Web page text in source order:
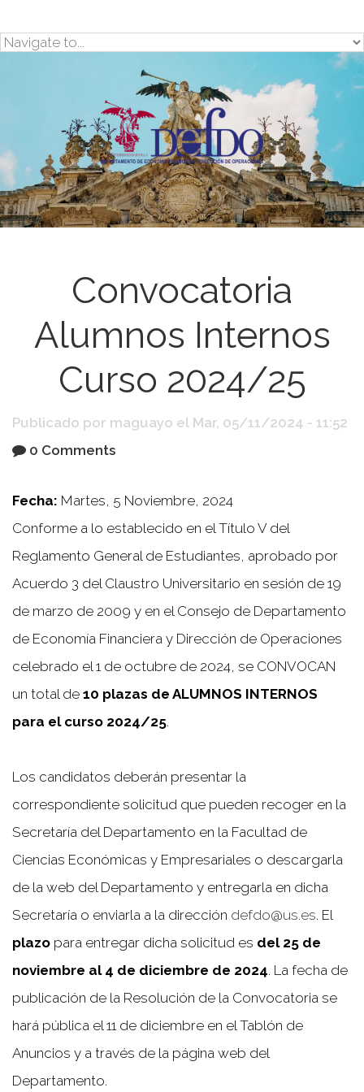
Convocatoria
Alumnos Internos
Curso 2024/25
Publicado por maguayo el Mar, 05/11/2024 - 11:52
0 Comments
Fecha: Martes, 5 Noviembre, 2024
Conforme a lo establecido en el Título V del
Reglamento General de Estudiantes, aprobado por
Acuerdo 3 del Claustro Universitario en sesión de 19
de marzo de 2009 y en el Consejo de Departamento
de Economía Financiera y Dirección de Operaciones
celebrado el 1 de octubre de 2024, se CONVOCAN
un total de 10 plazas de ALUMNOS INTERNOS
para el curso 2024/25.
Los candidatos deberán presentar la
correspondiente solicitud que pueden recoger en la
Secretaría del Departamento en la Facultad de
Ciencias Económicas y Empresariales o descargarla
de la web del Departamento y entregarla en dicha
Secretaría o enviarla a la dirección defdo@us.es. El
plazo para entregar dicha solicitud es del 25 de
noviembre al 4 de diciembre de 2024. La fecha de
publicación de la Resolución de la Convocatoria se
hará pública el 11 de diciembre en el Tablón de
Anuncios y a través de la página web del
Departamento.